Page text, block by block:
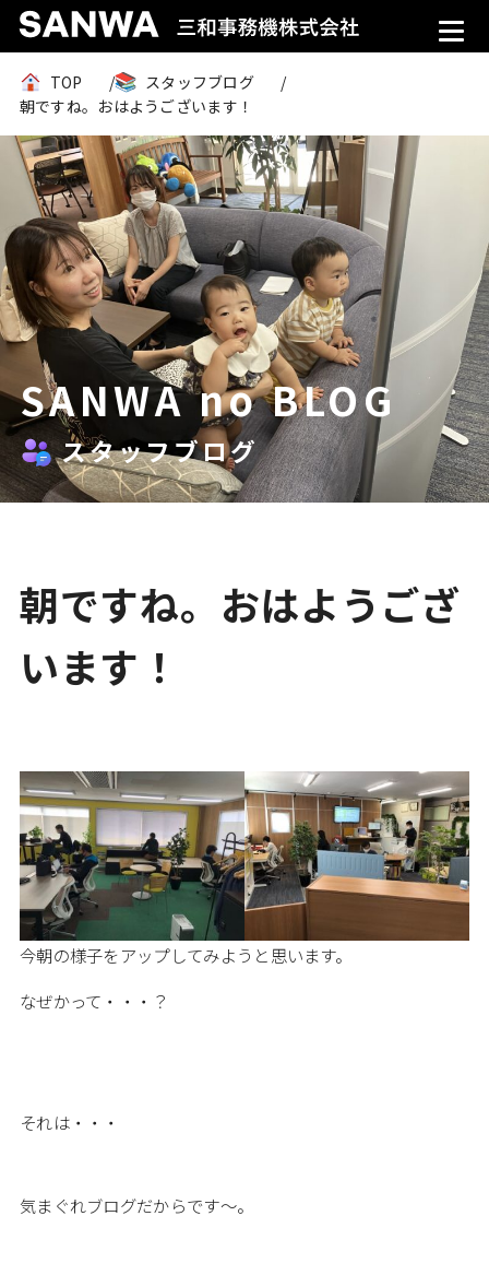
TOP
スタッフブログ
朝ですね。おはようございます！
SANWA no BLOG
スタッフブログ
朝ですね。おはようござ
います！
今朝の様子をアップしてみようと思います。
なぜかって・・・？
それは・・・
気まぐれブログだからです～。